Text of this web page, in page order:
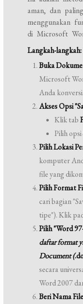
aman, dan
menggunakan
di Microsoft
Langkah-langkah:
Buka
Microsoft
Anda konversi.
Akses Opsi
Klik tab
Pilih opsi
Pilih Lokasi
komputer
file yang
Pilih Format
cari bagian
tipe"). Klik
Pilih "Word
daftar format
Document (
secara
Word 2007
Beri Nama